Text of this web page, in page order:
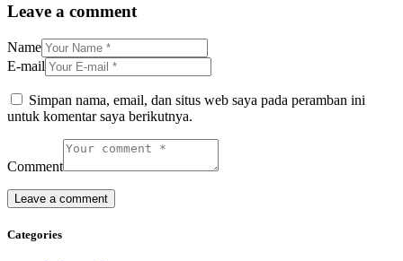
Leave a comment
Name
E-mail
Simpan nama, email, dan situs web saya pada peramban ini
untuk komentar saya berikutnya.
Comment
Categories